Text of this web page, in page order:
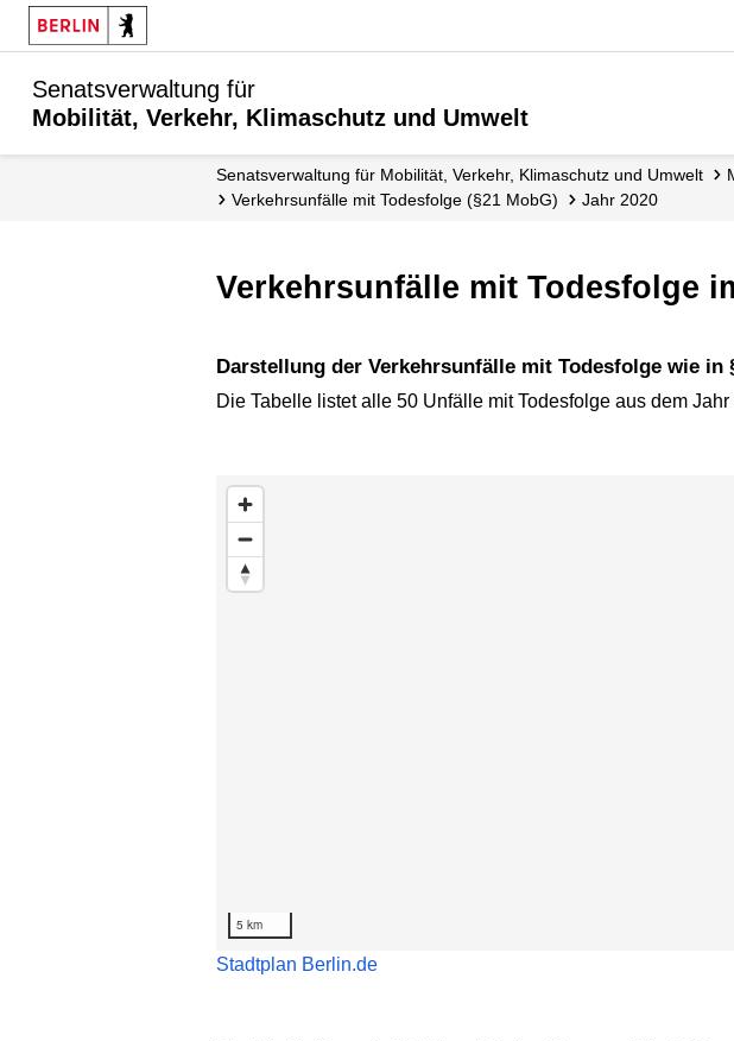
Senatsverwaltung für
Mobilität, Verkehr, Klimaschutz und Umwelt
Senatsverwaltung für Mobilität, Verkehr, Klimaschutz und Umwelt
Verkehrsunfälle mit Todesfolge (§21 MobG)
Jahr 2020
Verkehrsunfälle mit Todesfolge
Darstellung der Verkehrsunfälle mit Todesfolge wie
Die Tabelle listet alle 50 Unfälle mit Todesfolge aus dem Jahr
Karte überspringen
5 km
Stadtplan Berlin.de